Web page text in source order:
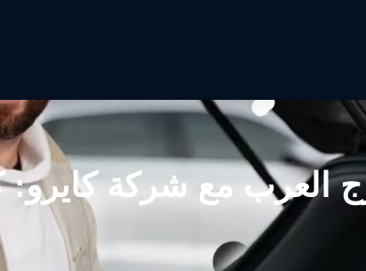
العرب مع شركة كايرو: